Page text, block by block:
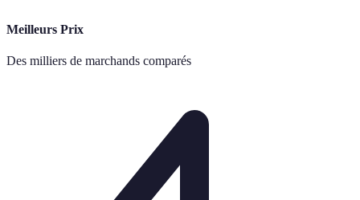
Meilleurs Prix
Des milliers de marchands comparés